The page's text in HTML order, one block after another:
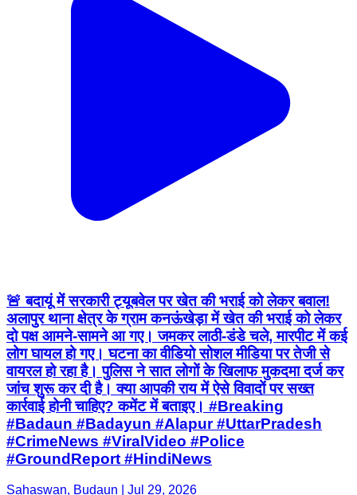
🚨 बदायूं में सरकारी ट्यूबवेल पर खेत की भराई को लेकर बवाल!
अलापुर थाना क्षेत्र के ग्राम कनऊंखेड़ा में खेत की भराई को लेकर
दो पक्ष आमने-सामने आ गए। जमकर लाठी-डंडे चले, मारपीट में कई
लोग घायल हो गए। घटना का वीडियो सोशल मीडिया पर तेजी से
वायरल हो रहा है। पुलिस ने सात लोगों के खिलाफ मुकदमा दर्ज कर
जांच शुरू कर दी है। क्या आपकी राय में ऐसे विवादों पर सख्त
कार्रवाई होनी चाहिए? कमेंट में बताइए। #Breaking
#Badaun #Badayun #Alapur #UttarPradesh
#CrimeNews #ViralVideo #Police
#GroundReport #HindiNews
Sahaswan, Budaun | Jul 29, 2026